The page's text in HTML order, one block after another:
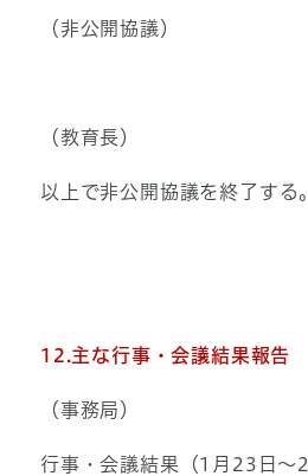
（非公開協議）
（教育長）
以上で非公開協議を終了する
12.主な行事・会議結果報告
（事務局）
行事・会議結果（1月23日～